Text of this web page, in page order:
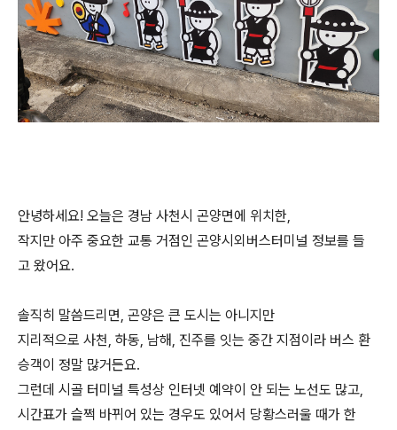
안녕하세요! 오늘은 경남 사천시 곤양면에 위치한,
작지만 아주 중요한 교통 거점인 곤양시외버스터미널 정보를 들
고 왔어요.
솔직히 말씀드리면, 곤양은 큰 도시는 아니지만
지리적으로 사천, 하동, 남해, 진주를 잇는 중간 지점이라 버스 환
승객이 정말 많거든요.
그런데 시골 터미널 특성상 인터넷 예약이 안 되는 노선도 많고,
시간표가 슬쩍 바뀌어 있는 경우도 있어서 당황스러울 때가 한